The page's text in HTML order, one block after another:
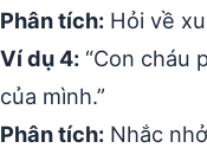
Phân tích: Hỏi về
Ví dụ 4: “Con cháu
của mình.”
Phân tích: Nhắc